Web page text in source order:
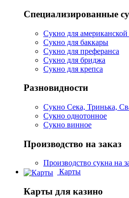
Специализированные
Сукно для американской
Сукно для баккары
Сукно для преферанса
Сукно для бриджа
Сукно для крепса
Разновидности
Сукно Сека, Тринька,
Сукно однотонное
Сукно винное
Производство на заказ
Производство сукна на
Карты
Карты для казино